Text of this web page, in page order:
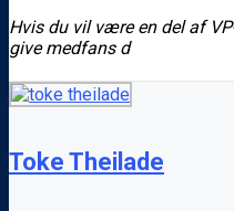
Hvis du vil være en del af
give medfans d
Toke Theilade